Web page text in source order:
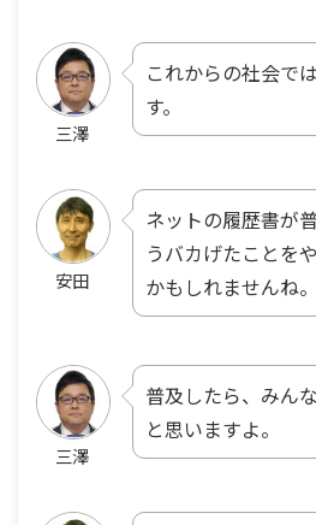
三澤
これからの社会で
す。
安田
ネットの履歴書が
うバカげたことを
かもしれませんね。
三澤
普及したら、みん
と思いますよ。